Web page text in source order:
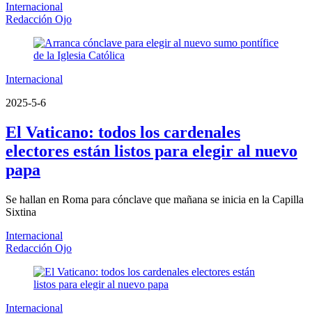
Internacional
Redacción Ojo
Internacional
2025-5-6
El Vaticano: todos los cardenales
electores están listos para elegir al nuevo
papa
Se hallan en Roma para cónclave que mañana se inicia en la Capilla
Sixtina
Internacional
Redacción Ojo
Internacional